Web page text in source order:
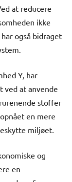
at reducere
ikke
også bidraget
Y, har
ved at anvende
stoffer
en mere
miljøet.
og
en